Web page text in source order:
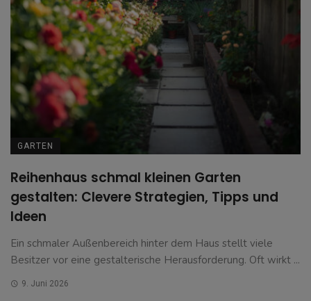
GARTEN
Reihenhaus schmal kleinen Garten
gestalten: Clevere Strategien, Tipps und
Ideen
Ein schmaler Außenbereich hinter dem Haus stellt viele
Besitzer vor eine gestalterische Herausforderung. Oft wirkt ...
9. Juni 2026